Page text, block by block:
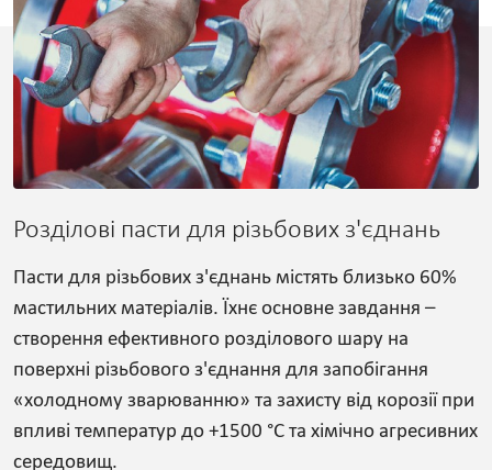
Розділові пасти для різьбових з'єднань
Пасти для різьбових з'єднань містять близько 60%
мастильних матеріалів. Їхнє основне завдання –
створення ефективного розділового шару на
поверхні різьбового з'єднання для запобігання
«холодному зварюванню» та захисту від корозії при
впливі температур до +1500 °С та хімічно агресивних
середовищ.